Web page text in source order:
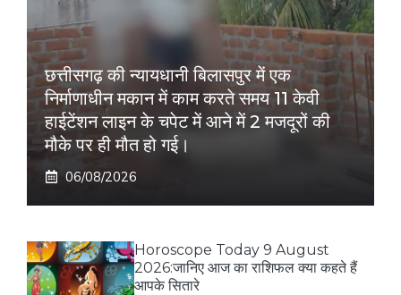
छत्तीसगढ़ की न्यायधानी बिलासपुर में एक
निर्माणाधीन मकान में काम करते समय 11 केवी
हाईटेंशन लाइन के चपेट में आने में 2 मजदूरों की
मौके पर ही मौत हो गई।
06/08/2026
Horoscope Today 9 August
2026:जानिए आज का राशिफल क्या कहते हैं
आपके सितारे